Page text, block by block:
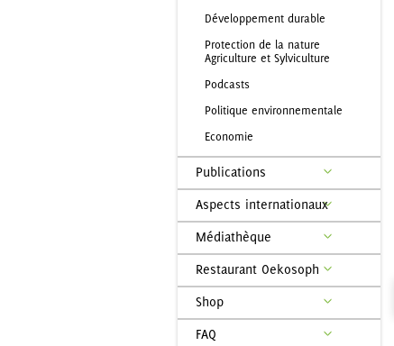
Développement durable
Protection de la nature
Agriculture et Sylviculture
Podcasts
Politique environnementale
Economie
Publications
Aspects internationaux
Médiathèque
Restaurant Oekosoph
Shop
FAQ